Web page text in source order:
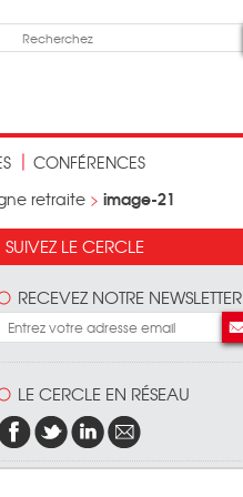
CONFÉRENCES
retraite > image-21
SUIVEZ LE CERCLE
RECEVEZ NOTRE NEWSLETTER
LE CERCLE EN RÉSEAU